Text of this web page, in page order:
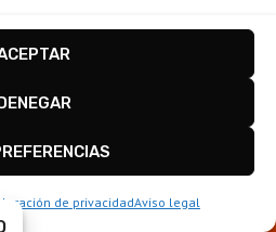
de privacidadAviso legal
29, Eixample, 08007 Barcelona
DE LA WEB